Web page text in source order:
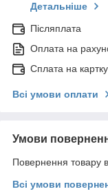
Детальніше
Післяплата
Оплата на
Сплата на
Всі умови оплати
Умови
Повернення товару
Всі умови